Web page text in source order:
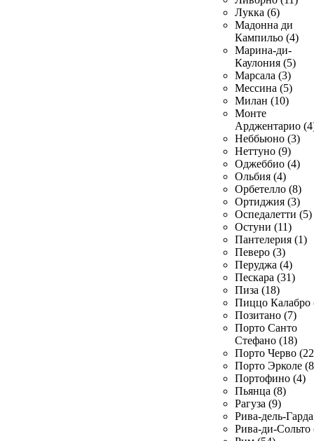
Лукка (6)
Мадонна ди
Кампильо (4)
Марина-ди-
Каулония (5)
Марсала (3)
Мессина (5)
Милан (10)
Монте
Арджентарио
Неббьюно (3)
Неттуно (9)
Оджеббио (4)
Ольбия (4)
Орбетелло (8)
Ортиджия (3)
Оспедалетти (5)
Остуни (11)
Пантелерия (1)
Певеро (3)
Перуджа (4)
Пескара (31)
Пиза (18)
Пиццо Калабро
Позитано (7)
Порто Санто
Стефано (18)
Порто Черво
Порто Эрколе
Портофино (4)
Пьянца (8)
Рагуза (9)
Рива-дель-
Рива-ди-Сольто